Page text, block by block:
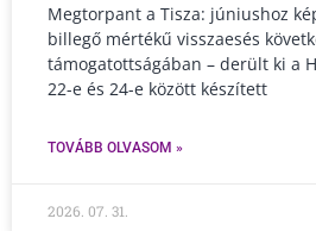
Megtorpant a Tisza: júniushoz
billegő mértékű visszaesés
támogatottságában – derült ki a
22-e és 24-e között készített
TOVÁBB OLVASOM »
2026. 07. 31.